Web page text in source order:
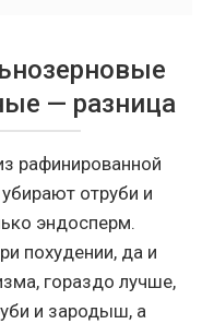
— разница
рафинированной
отруби и
эндосперм.
похудении, да и
гораздо лучше,
и зародыш, а